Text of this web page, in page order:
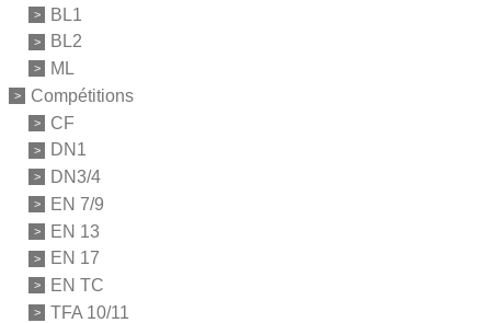
BL1
BL2
ML
Compétitions
CF
DN1
DN3/4
EN 7/9
EN 13
EN 17
EN TC
TFA 10/11